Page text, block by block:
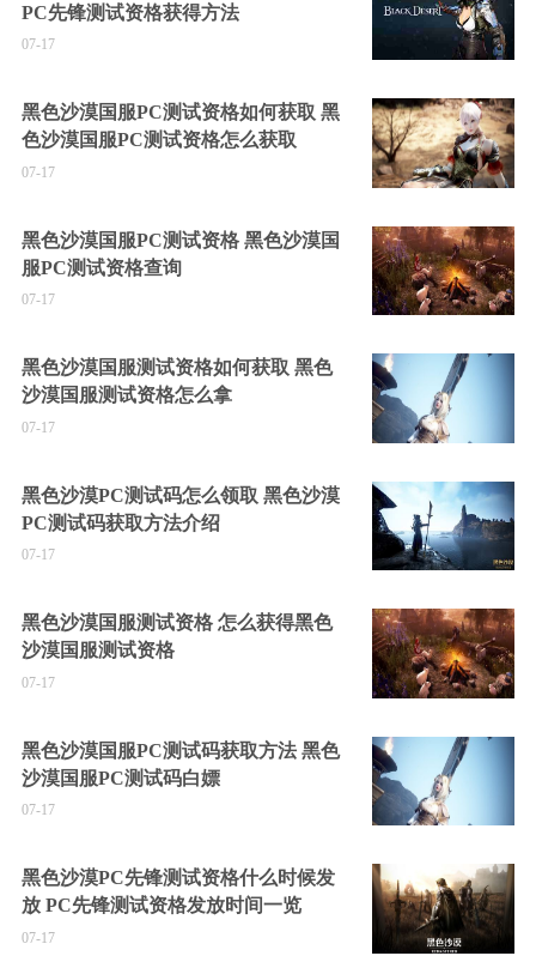
PC先锋测试资格获得方法
07-17
黑色沙漠国服PC测试资格如何获取 黑
色沙漠国服PC测试资格怎么获取
07-17
黑色沙漠国服PC测试资格 黑色沙漠国
服PC测试资格查询
07-17
黑色沙漠国服测试资格如何获取 黑色
沙漠国服测试资格怎么拿
07-17
黑色沙漠PC测试码怎么领取 黑色沙漠
PC测试码获取方法介绍
07-17
黑色沙漠国服测试资格 怎么获得黑色
沙漠国服测试资格
07-17
黑色沙漠国服PC测试码获取方法 黑色
沙漠国服PC测试码白嫖
07-17
黑色沙漠PC先锋测试资格什么时候发
放 PC先锋测试资格发放时间一览
07-17